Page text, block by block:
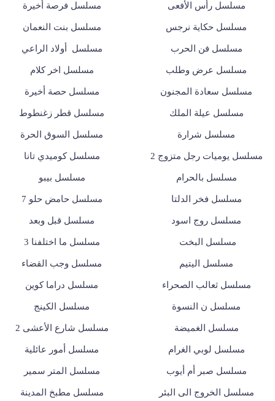
مسلسل رأس الأفعى مسلسل فرصة أخيرة
مسلسل حكاية نرجس مسلسل بنت النعمان
مسلسل فن الحرب مسلسل أولاد الراعي
مسلسل عرض وطلب مسلسل اخر كلام
مسلسل سعادة المجنون مسلسل حصة أخيرة
مسلسل عيلة الملك مسلسل قطر زغنطوط
مسلسل شرارة مسلسل السوق الحرة
مسلسل يوميات رجل متزوج 2 مسلسل كوميدي تانا
مسلسل بالحرام مسلسل بيبو
مسلسل فخر الدلتا مسلسل حامض حلو 7
مسلسل روج اسود مسلسل قبل وبعد
مسلسل البخت مسلسل ما اختلفنا 3
مسلسل اليتيم مسلسل وجب القضاء
مسلسل ثعالب الصحراء مسلسل دراما كوين
مسلسل ن النسوة مسلسل الكينج
مسلسل الغميضة مسلسل شارع الأعشى 2
مسلسل لوبي الغرام مسلسل أمور عائلية
مسلسل صبر أم أيوب مسلسل المتر سمير
مسلسل الخروج الى البئر مسلسل مطبخ المدينة